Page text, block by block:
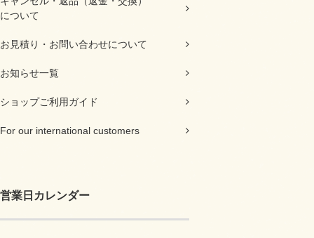
について
お見積り・お問い合わせについて
お知らせ一覧
ショップご利用ガイド
For our international customers
営業日カレンダー